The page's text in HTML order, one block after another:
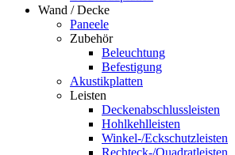
Wand / Decke
Paneele
Zubehör
Beleuchtung
Befestigung
Akustikplatten
Leisten
Deckenabschlussleisten
Hohlkehlleisten
Winkel-/Eckschutzleisten